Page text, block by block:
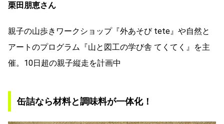
栗田朋恵さん
親子の山歩きワークショップ『外あそび tete』や自然と
アートのプログラム『山と図工の学び舎 てくてく』を主
催。10日超の親子縦走を計画中
缶詰なら材料と調味料が一体化！